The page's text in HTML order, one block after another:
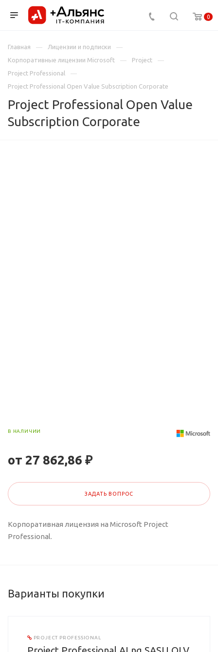
0
Главная
Лицензии и подписки
Корпоративные лицензии Microsoft
Project
Project Professional
Project Professional Open Value Subscription Corporate
Project Professional Open Value
Subscription Corporate
В НАЛИЧИИ
от 27 862,86 ₽
ЗАДАТЬ ВОПРОС
Корпоративная лицензия на Microsoft Project
Professional.
Варианты покупки
PROJECT PROFESSIONAL